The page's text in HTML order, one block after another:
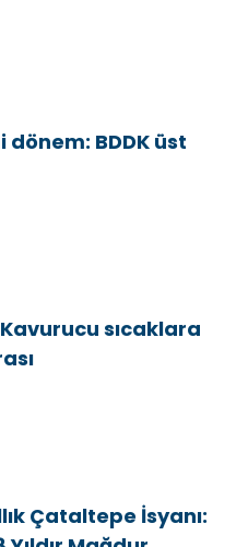
BDDK üst
sıcaklara
Çataltepe İsyanı: